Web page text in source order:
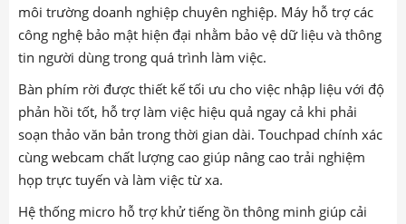
môi trường doanh nghiệp chuyên nghiệp. Máy hỗ trợ các
công nghệ bảo mật hiện đại nhằm bảo vệ dữ liệu và thông
tin người dùng trong quá trình làm việc.
Bàn phím rời được thiết kế tối ưu cho việc nhập liệu với độ
phản hồi tốt, hỗ trợ làm việc hiệu quả ngay cả khi phải
soạn thảo văn bản trong thời gian dài. Touchpad chính xác
cùng webcam chất lượng cao giúp nâng cao trải nghiệm
họp trực tuyến và làm việc từ xa.
Hệ thống micro hỗ trợ khử tiếng ồn thông minh giúp cải